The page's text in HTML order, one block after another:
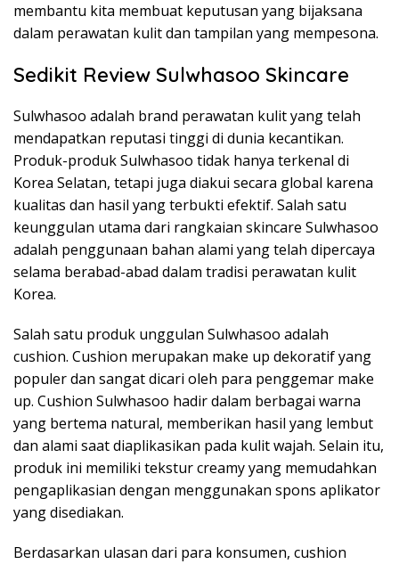
membantu kita membuat keputusan yang bijaksana
dalam perawatan kulit dan tampilan yang mempesona.
Sedikit Review Sulwhasoo Skincare
Sulwhasoo adalah brand perawatan kulit yang telah
mendapatkan reputasi tinggi di dunia kecantikan.
Produk-produk Sulwhasoo tidak hanya terkenal di
Korea Selatan, tetapi juga diakui secara global karena
kualitas dan hasil yang terbukti efektif. Salah satu
keunggulan utama dari rangkaian skincare Sulwhasoo
adalah penggunaan bahan alami yang telah dipercaya
selama berabad-abad dalam tradisi perawatan kulit
Korea.
Salah satu produk unggulan Sulwhasoo adalah
cushion. Cushion merupakan make up dekoratif yang
populer dan sangat dicari oleh para penggemar make
up. Cushion Sulwhasoo hadir dalam berbagai warna
yang bertema natural, memberikan hasil yang lembut
dan alami saat diaplikasikan pada kulit wajah. Selain itu,
produk ini memiliki tekstur creamy yang memudahkan
pengaplikasian dengan menggunakan spons aplikator
yang disediakan.
Berdasarkan ulasan dari para konsumen, cushion